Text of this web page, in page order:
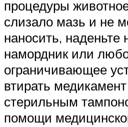
процедуры
слизало мазь и не
наносить,
намордник или
ограничивающее
втирать
стерильным
помощи